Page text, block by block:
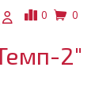
0 0
2"